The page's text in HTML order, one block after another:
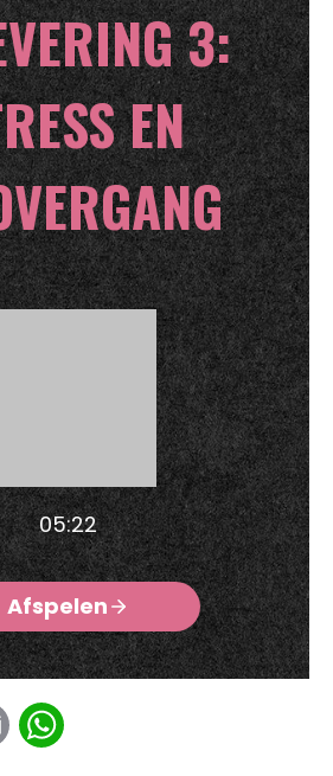
3:
EN
05:22
Afspelen
E